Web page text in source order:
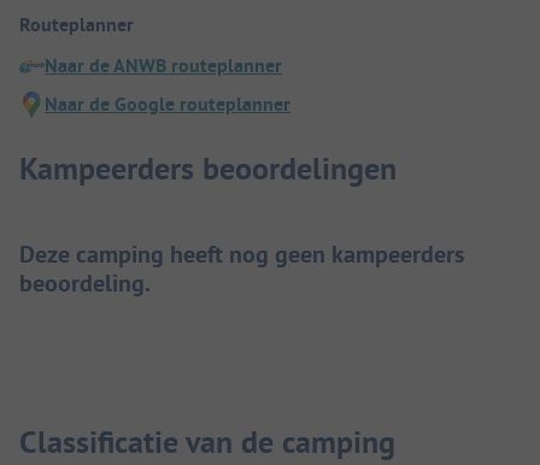
Routeplanner
Naar de ANWB routeplanner
Naar de Google routeplanner
Kampeerders beoordelingen
Deze camping heeft nog geen kampeerders
beoordeling.
Classificatie van de camping